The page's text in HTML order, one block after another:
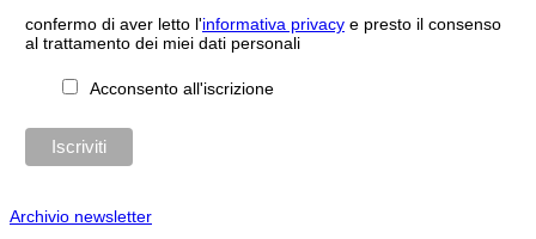
confermo di aver letto l'informativa privacye presto il consenso
al trattamento dei miei dati personali
Acconsento all'iscrizione
Archivio newsletter